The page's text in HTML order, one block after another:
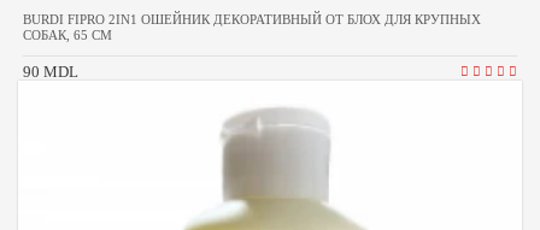
BURDI FIPRO 2IN1 ОШЕЙНИК ДЕКОРАТИВНЫЙ ОТ БЛОХ ДЛЯ КРУПНЫХ
СОБАК, 65 СМ
90 MDL